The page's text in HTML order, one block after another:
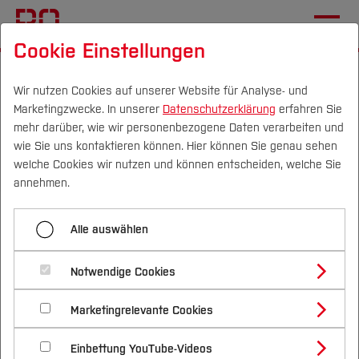
Campus Personen DE|EN Quicklinks
Studium
Studienangebote
Bachelorstudiengänge
Masterstudiengänge
Vor dem Studium
Bewerben & Einschreiben
Bewerbungsportal
Im Studium
Studienbüros und Prüfungen
Nach dem Studium
Forschung & Transfer
Profil
Forschungs- und Transferprofil
Schwerpunkte (FuT)
Beratung & Förderung
Nachhaltigkeit
Nachhaltigkeit studieren
International
Bachelorstudiengänge
Daniela Böing
Menü aufklappen
Sarah Lichter
Tim Poerschke
Daniela Böing,
wissenschaftliche
Mitarbeiterin im
Fachbereich Elektrotechnik
und Informatik
Cookie Einstellungen
Wir nutzen Cookies auf unserer Website für Analyse- und
Marketingzwecke. In unserer Datenschutzerklärung erfahren Sie
mehr darüber, wie wir personenbezogene Daten verarbeiten und
wie Sie uns kontaktieren können. Hier können Sie genau sehen
welche Cookies wir nutzen und können entscheiden, welche Sie
annehmen.
Alle auswählen
Notwendige Cookies
Marketingrelevante Cookies
Einbettung YouTube-Videos